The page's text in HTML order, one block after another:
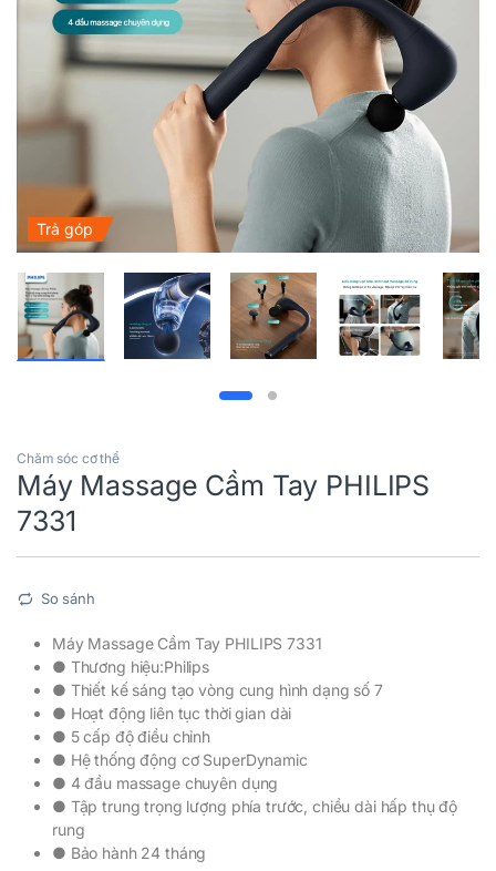
Trả góp
Chăm sóc cơ thể
Máy Massage Cầm Tay PHILIPS
7331
So sánh
Máy Massage Cầm Tay PHILIPS 7331
● Thương hiệu:Philips
● Thiết kế sáng tạo vòng cung hình dạng số 7
● Hoạt động liên tục thời gian dài
● 5 cấp độ điều chỉnh
● Hệ thống động cơ SuperDynamic
● 4 đầu massage chuyên dụng
● Tập trung trọng lượng phía trước, chiều dài hấp thụ độ
rung
● Bảo hành 24 tháng